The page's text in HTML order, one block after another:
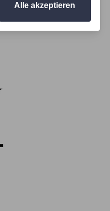
Alle akzeptieren